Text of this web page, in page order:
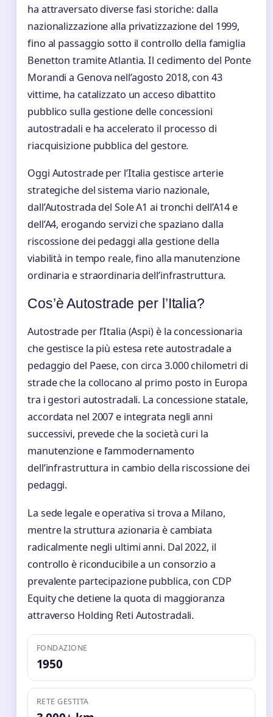
ha attraversato diverse fasi storiche: dalla
nazionalizzazione alla privatizzazione del 1999,
fino al passaggio sotto il controllo della famiglia
Benetton tramite Atlantia. Il cedimento del Ponte
Morandi a Genova nell’agosto 2018, con 43
vittime, ha catalizzato un acceso dibattito
pubblico sulla gestione delle concessioni
autostradali e ha accelerato il processo di
riacquisizione pubblica del gestore.
Oggi Autostrade per l’Italia gestisce arterie
strategiche del sistema viario nazionale,
dall’Autostrada del Sole A1 ai tronchi dell’A14 e
dell’A4, erogando servizi che spaziano dalla
riscossione dei pedaggi alla gestione della
viabilità in tempo reale, fino alla manutenzione
ordinaria e straordinaria dell’infrastruttura.
Cos’è Autostrade per l’Italia?
Autostrade per l’Italia (Aspi) è la concessionaria
che gestisce la più estesa rete autostradale a
pedaggio del Paese, con circa 3.000 chilometri di
strade che la collocano al primo posto in Europa
tra i gestori autostradali. La concessione statale,
accordata nel 2007 e integrata negli anni
successivi, prevede che la società curi la
manutenzione e l’ammodernamento
dell’infrastruttura in cambio della riscossione dei
pedaggi.
La sede legale e operativa si trova a Milano,
mentre la struttura azionaria è cambiata
radicalmente negli ultimi anni. Dal 2022, il
controllo è riconducibile a un consorzio a
prevalente partecipazione pubblica, con CDP
Equity che detiene la quota di maggioranza
attraverso Holding Reti Autostradali.
FONDAZIONE
1950
RETE GESTITA